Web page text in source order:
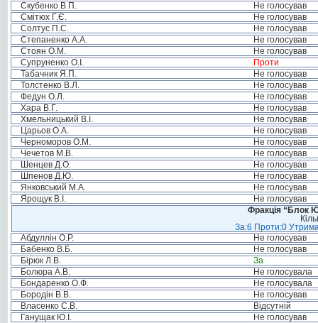
Скубенко В.П.
Не голосував
Смітюх Г.Є.
Не голосував
Солтус П.С.
Не голосував
Степаненко А.А.
Не голосував
Стоян О.М.
Не голосував
Супруненко О.І.
Проти
Табачник Я.П.
Не голосував
Толстенко В.Л.
Не голосував
Федун О.Л.
Не голосував
Хара В.Г.
Не голосував
Хмельницький В.І.
Не голосував
Царьов О.А.
Не голосував
Черноморов О.М.
Не голосував
Чечетов М.В.
Не голосував
Шенцев Д.О.
Не голосував
Шпенов Д.Ю.
Не голосував
Янковський М.А.
Не голосував
Ярощук В.І.
Не голосував
Фракція “Блок
За:6 Проти:0
Абдуллін О.Р.
Не голосував
Бабенко В.Б.
Не голосував
Бірюк Л.В.
За
Болюра А.В.
Не голосувала
Бондаренко О.Ф.
Не голосувала
Бородін В.В.
Не голосував
Власенко С.В.
Відсутній
Ганущак Ю.І.
Не голосував